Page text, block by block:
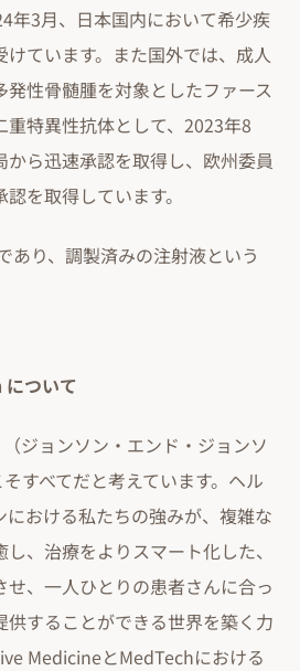
年3月、日本国内において希少疾
ています。また国外では、成人
発性骨髄腫を対象としたファース
重特異性抗体として、2023年8
から迅速承認を取得し、欧州委員
を取得しています。
あり、調製済みの注射液という
ついて
ジョンソン・エンド・ジョンソ
すべてだと考えています。ヘル
における私たちの強みが、複雑な
、治療をよりスマート化した、
、一人ひとりの患者さんに合っ
供することができる世界を築く力
MedicineとMedTechにおける